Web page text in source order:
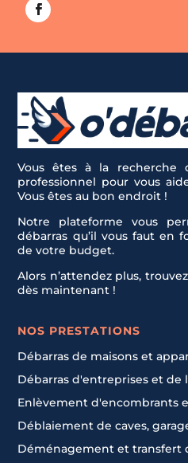
Vous êtes à la recherche
professionnel pour vous
Vous êtes au bon endroit !
Notre plateforme vous
débarras qu’il vous faut en
de votre budget.
Alors n’attendez plus,
dès maintenant !
NOS PRESTATIONS
Débarras de maisons et
Débarras d'entreprises et de
Enlèvement d'encombrants
Déblaiement de caves,
Déménagement et transfert